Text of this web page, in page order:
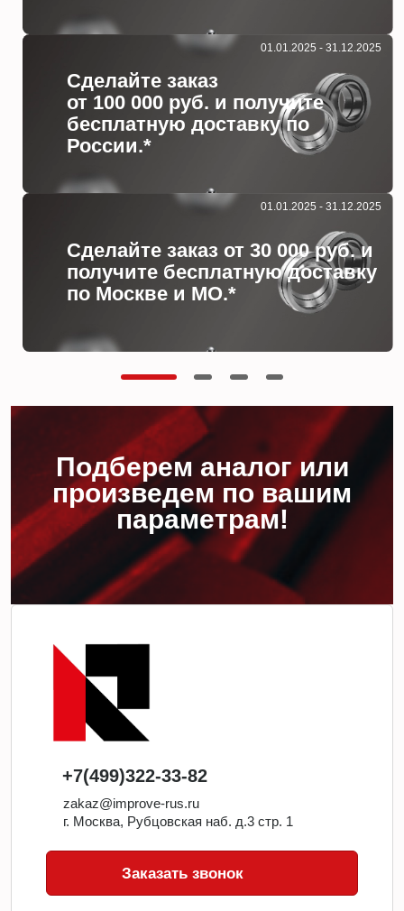
Сделайте заказ
от 100 000 руб. и получите
бесплатную доставку по
России.*
01.01.2025 - 31.12.2025
Сделайте заказ от 30 000 руб. и
получите бесплатную доставку
по Москве и МО.*
01.01.2025 - 31.12.2025
Подберем аналог или
произведем по вашим
параметрам!
+7(499)322-33-82
zakaz@improve-rus.ru
г. Москва, Рубцовская наб. д.3 стр. 1
Заказать звонок